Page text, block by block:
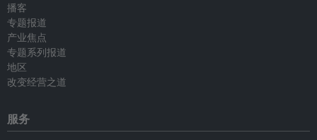
播客
专题报道
产业焦点
专题系列报道
地区
改变经营之道
服务